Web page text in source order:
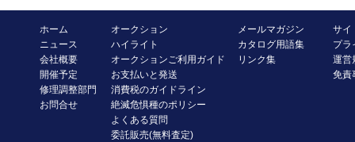
ホーム
ニュース
会社概要
開催予定
修理調整部門
お問合せ
オークション
ハイライト
オークションご利用ガイド
お支払いと発送
消費税のガイドライン
絶滅危惧種のポリシー
よくある質問
委託販売(無料査定)
メールマガジン
カタログ用語集
リンク集
サイ
プラ
運営
免責